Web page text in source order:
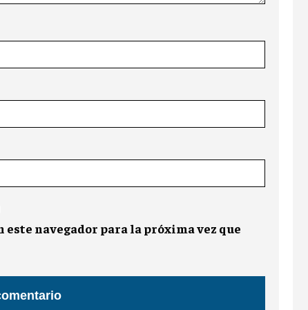
navegador para la próxima vez que